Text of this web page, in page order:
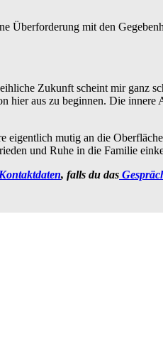
Überforderung mit den
Zukunft scheint mir ganz
hier aus zu beginnen. Die innere
eigentlich mutig an die
und Ruhe in die Familie
Kontaktdaten, falls du das